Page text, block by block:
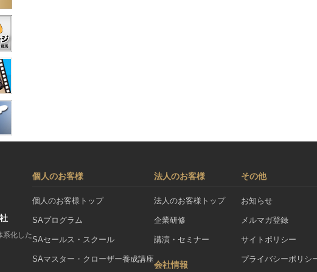
系化した
個人のお客様
個人のお客様トップ
SAプログラム
SAセールス・スクール
SAマスター・クローザー養成講座
法人のお客様
法人のお客様トップ
企業研修
講演・セミナー
会社情報
その他
お知らせ
メルマガ登録
サイトポリシー
プライバシーポリシ